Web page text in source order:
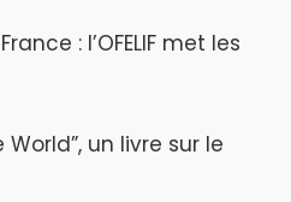
: l’OFELIF met les
un livre sur le